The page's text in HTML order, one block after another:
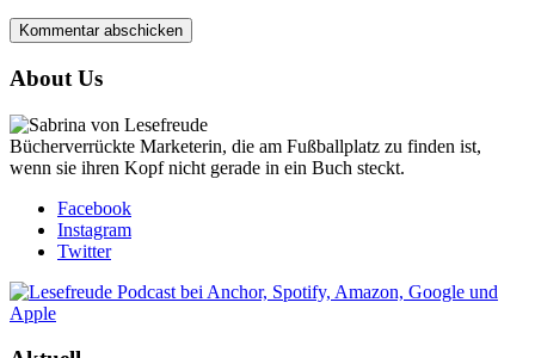
About Us
Bücherverrückte Marketerin, die am Fußballplatz zu finden ist,
wenn sie ihren Kopf nicht gerade in ein Buch steckt.
Facebook
Instagram
Twitter